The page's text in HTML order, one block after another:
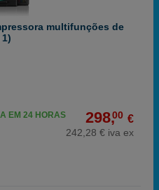
multifunções de
298,00 €
242,28 € iva ex
EM 24 HORAS